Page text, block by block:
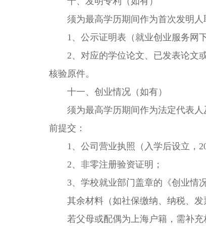
须为最高学历期间作为首次发明人
1、公示证明表（就业创业服务网下
2、对应的学位论文、已发表论文或
核验原件。
十一、创业情况（如有）
须为最高学历期间作为法定代表人
前提交：
1、公司营业执照（入学后设立，
2、非零注册验资证明；
3、学校就业部门盖章的《创业情况
其余材料（如社保缴纳、纳税、发
若父母或配偶为上海户籍，需补充